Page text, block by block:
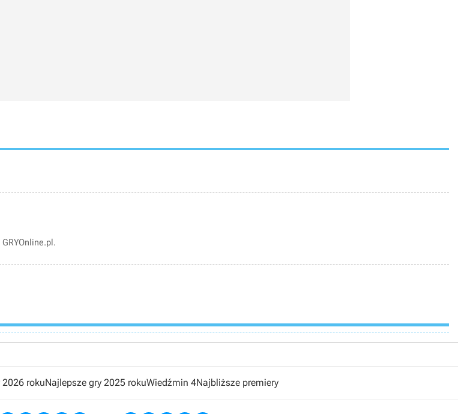
rokuNajlepsze gry 2025 rokuWiedźmin 4Najbliższe premiery